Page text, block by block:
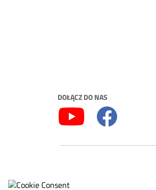
DOŁĄCZ DO NAS